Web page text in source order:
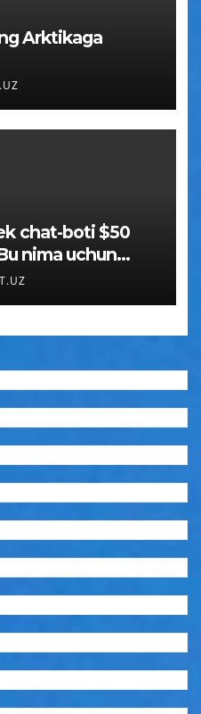
Arktikaga
chat-boti $50
nima uchun